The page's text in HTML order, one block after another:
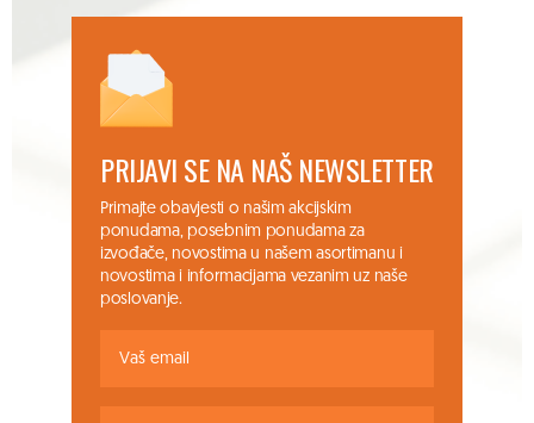
PRIJAVI SE NA NAŠ NEWSLETTER
Primajte obavjesti o našim akcijskim
ponudama, posebnim ponudama za
izvođače, novostima u našem asortimanu i
novostima i informacijama vezanim uz naše
poslovanje.